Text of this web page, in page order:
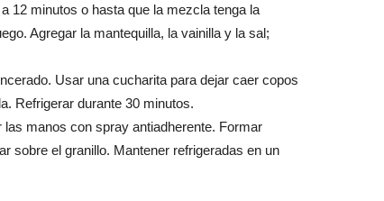
12 minutos o hasta que la mezcla tenga la
Agregar la mantequilla, la vainilla y la sal;
Usar una cucharita para dejar caer copos
Refrigerar durante 30 minutos.
manos con spray antiadherente. Formar
sobre el granillo. Mantener refrigeradas en un